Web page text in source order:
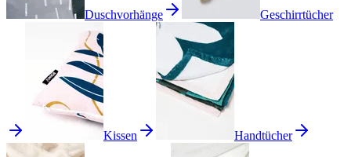
Duschvorhänge Geschirrtücher
Kissen Handtücher